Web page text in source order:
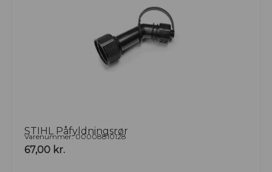
STIHL Påfyldningsrør
Varenummer: 00008810128
67,00 kr.